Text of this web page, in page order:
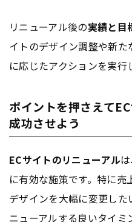
リニューアル後の実績と目
イトのデザイン調整や新た
に応じたアクションを実行
ポイントを押さえて
成功させよう
ECサイトのリニューアル
に有効な施策です。特に
デザインを大幅に変更した
ニューアルする良いタイミ